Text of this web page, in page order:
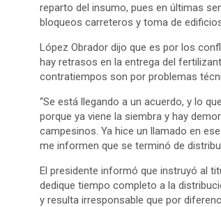
reparto del insumo, pues en últimas
bloqueos carreteros y toma de
López Obrador dijo que es por los
hay retrasos en la entrega del
contratiempos son por problemas
“Se está llegando a un acuerdo, y lo
porque ya viene la siembra y hay
campesinos. Ya hice un llamado en
me informen que se terminó de
El presidente informó que instruyó al
dedique tiempo completo a la
y resulta irresponsable que por